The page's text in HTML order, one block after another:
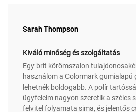
Sarah Thompson
Kiváló minőség és szolgáltatás
Egy brit körömszalon
használom a Colormark gumialapú
lehetnék boldogabb. A polír
ügyfeleim nagyon szeretik a széles
felvitel folyamata sima, és jelentős